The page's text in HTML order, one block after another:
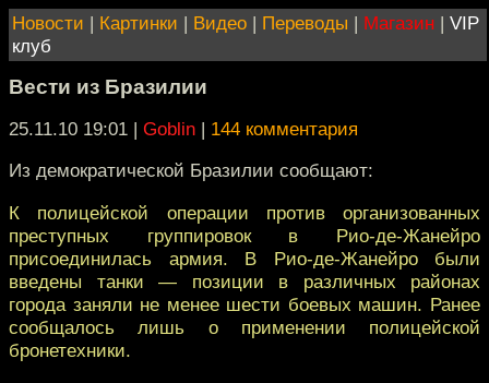
Новости | Картинки | Видео | Переводы | Магазин | VIP
клуб
Вести из Бразилии
25.11.10 19:01 | Goblin | 144 комментария
Из демократической Бразилии сообщают:
К полицейской операции против организованных
преступных группировок в Рио-де-Жанейро
присоединилась армия. В Рио-де-Жанейро были
введены танки — позиции в различных районах
города заняли не менее шести боевых машин. Ранее
сообщалось лишь о применении полицейской
бронетехники.